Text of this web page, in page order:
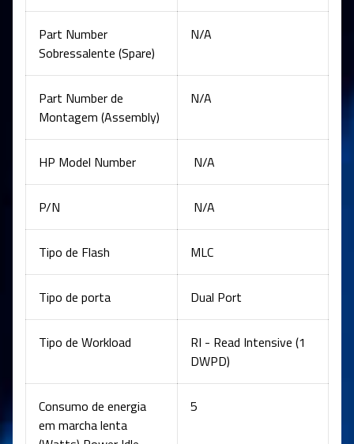
Part Number
Sobressalente (Spare)
N/A
Part Number de
Montagem (Assembly)
N/A
HP Model Number N/A
P/N N/A
Tipo de Flash MLC
Tipo de porta Dual Port
Tipo de Workload
RI - Read Intensive (1
DWPD)
Consumo de energia
em marcha lenta
5